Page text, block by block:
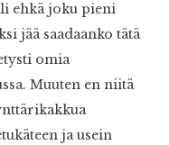
ehkä joku pieni
jää saadaanko tätä
omia
Muuten en niitä
ja usein